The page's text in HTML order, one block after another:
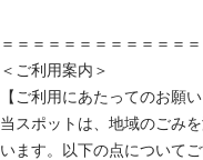
＝＝＝＝＝＝＝＝＝＝＝＝
＜ご利用案内＞
【ご利用にあたってのお願い
当スポットは、地域のごみ
います。以下の点について